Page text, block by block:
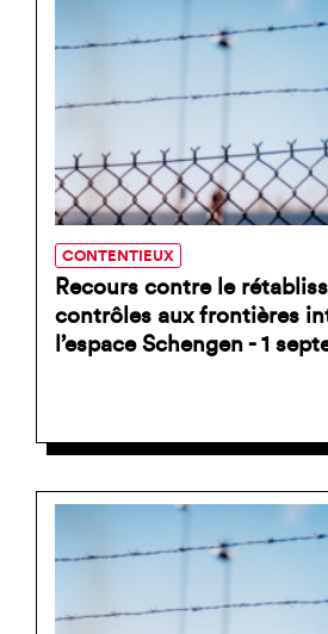
CONTENTIEUX
Recours contre le
contrôles aux frontières
l’espace Schengen - 1